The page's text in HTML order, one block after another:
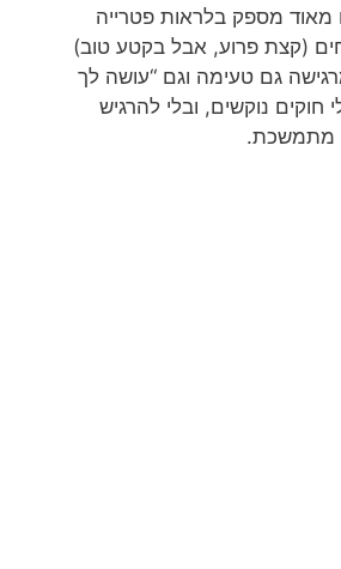
מספק בלראות פטרייה
(קצת פרוע, אבל בקטע טוב)
גם טעימה וגם “עושה לך
חוקים נוקשים, ובלי להרגיש
מתמשכת.